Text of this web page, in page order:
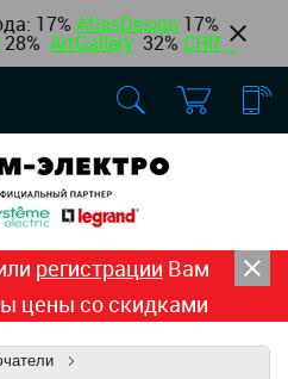
17% AtlasDesign 17%
28% ArtGallery 32% CHINT
регистрации Вам
цены со скидками